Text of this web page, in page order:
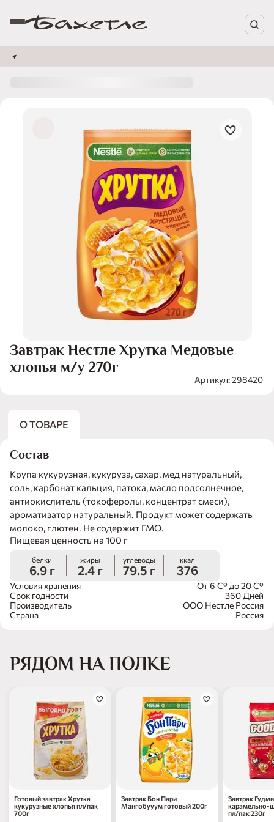
Завтрак Нестле Хрутка Медовые
хлопья м/у 270г
Артикул: 298420
О ТОВАРЕ
Пищевая ценность на 100 г
белки
6.9 г
жиры
2.4 г
углеводы
79.5 г
ккал
376
Условия хранения
От 6 C° до 20 C°
Срок годности
360 Дней
Производитель
ООО Нестле Россия
Страна
Россия
Состав
Крупа кукурузная, кукуруза, сахар, мед натуральный,
соль, карбонат кальция, патока, масло подсолнечное,
антиокислитель (токоферолы, концентрат смеси),
ароматизатор натуральный. Продукт может содержать
молоко, глютен. Не содержит ГМО.
РЯДОМ НА ПОЛКЕ
Готовый завтрак Хрутка
кукурузные хлопья пл/пак
700г
Завтрак Бон Пари
Мангобууум готовый 200г
Завтрак
карамельно-
пл/пак 230г